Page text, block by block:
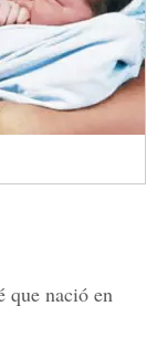
que nació en